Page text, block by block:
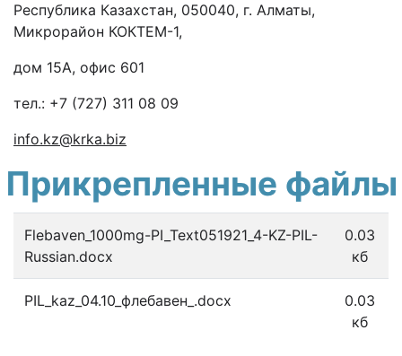
Республика Казахстан, 050040, г. Алматы,
Микрорайон КОКТЕМ-1,
дом 15А, офис 601
тел.: +7 (727) 311 08 09
info.kz@krka.biz
Прикрепленные файлы
Flebaven_1000mg-PI_Text051921_4-KZ-PIL-
Russian.docx
0.03
кб
PIL_kaz_04.10_флебавен_.docx
0.03
кб